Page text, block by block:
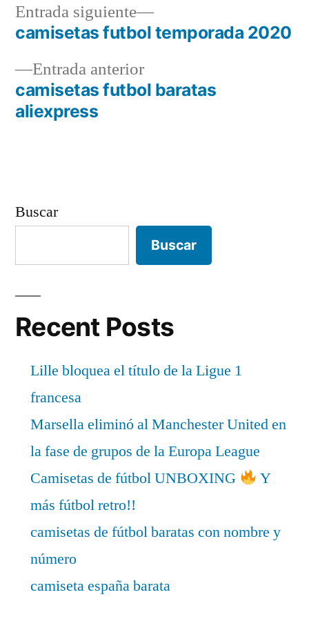
Navegación
de
entradas
Entrada anteriorEntrada
anterior:
camisetas futbol baratas
aliexpress
Entrada siguiente
Entrada
siguiente:
camisetas futbol temporada 2020
Buscar
Buscar
Recent Posts
Lille bloquea el título de la Ligue 1
francesa
Marsella eliminó al Manchester United en
la fase de grupos de la Europa League
Camisetas de fútbol UNBOXING
Y
más fútbol retro!!
camisetas de fútbol baratas con nombre y
número
camiseta españa barata